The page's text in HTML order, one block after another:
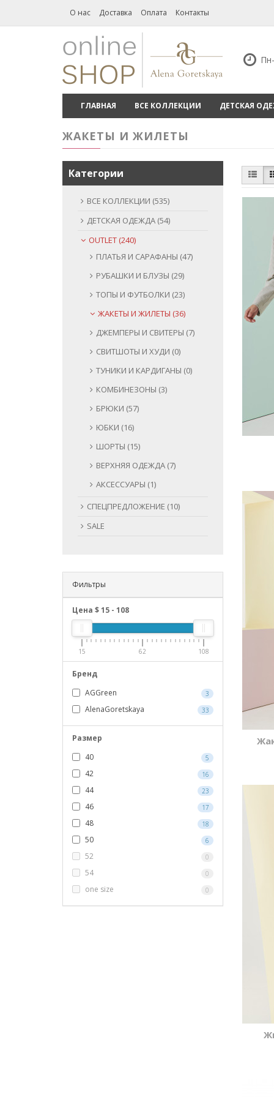
О нас Доставка Оплата Контакты
ГЛАВНАЯ ВСЕ КОЛЛЕКЦИИ ДЕТСКАЯ
ЖАКЕТЫ И ЖИЛЕТЫ
Категории
ВСЕ КОЛЛЕКЦИИ (535)
ДЕТСКАЯ ОДЕЖДА (54)
OUTLET (240)
ПЛАТЬЯ И САРАФАНЫ (47)
РУБАШКИ И БЛУЗЫ (29)
ТОПЫ И ФУТБОЛКИ (23)
ЖАКЕТЫ И ЖИЛЕТЫ (36)
ДЖЕМПЕРЫ И СВИТЕРЫ (7)
СВИТШОТЫ И ХУДИ (0)
ТУНИКИ И КАРДИГАНЫ (0)
КОМБИНЕЗОНЫ (3)
БРЮКИ (57)
ЮБКИ (16)
ШОРТЫ (15)
ВЕРХНЯЯ ОДЕЖДА (7)
АКСЕССУАРЫ (1)
СПЕЦПРЕДЛОЖЕНИЕ (10)
SALE
Фильтры
Цена $15 - 108
15 62 108
Бренд
AGGreen
3
AlenaGoretskaya 33
Размер
40
5
42 16
44 23
46 17
48 18
50 6
52 0
54 0
one size 0